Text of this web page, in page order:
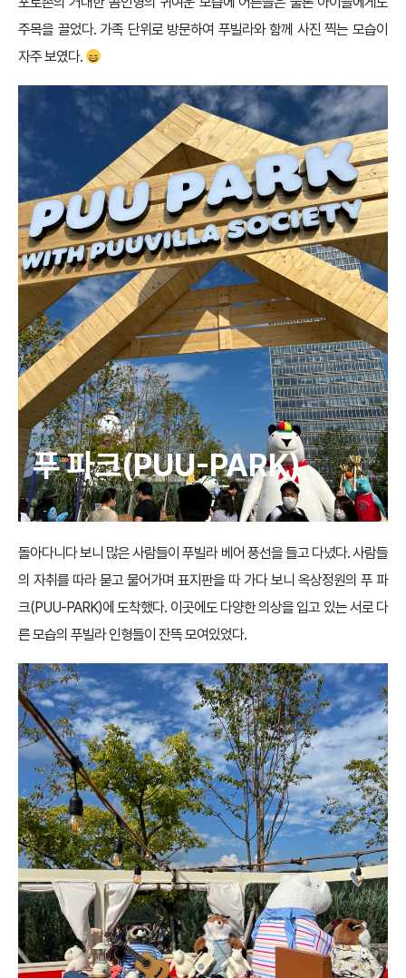
주목을 끌었다. 가족 단위로 방문하여 푸빌라와 함께 사진 찍는 모습이
자주 보였다.
푸 파크(PUU-PARK)
돌아다니다 보니 많은 사람들이 푸빌라 베어 풍선을 들고 다녔다. 사람들
의 자취를 따라 묻고 물어가며 표지판을 따 가다 보니 옥상정원의 푸 파
크(PUU-PARK)에 도착했다. 이곳에도 다양한 의상을 입고 있는 서로 다
른 모습의 푸빌라 인형들이 잔뜩 모여있었다.